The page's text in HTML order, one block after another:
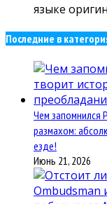
языке
Последние в
Чем запомнился
размахом:
езде!
Июнь 21, 2026